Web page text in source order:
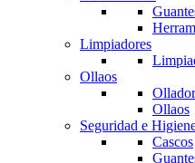
Limpiadores
Ollaos
Ollaos
Seguridad e
Cascos